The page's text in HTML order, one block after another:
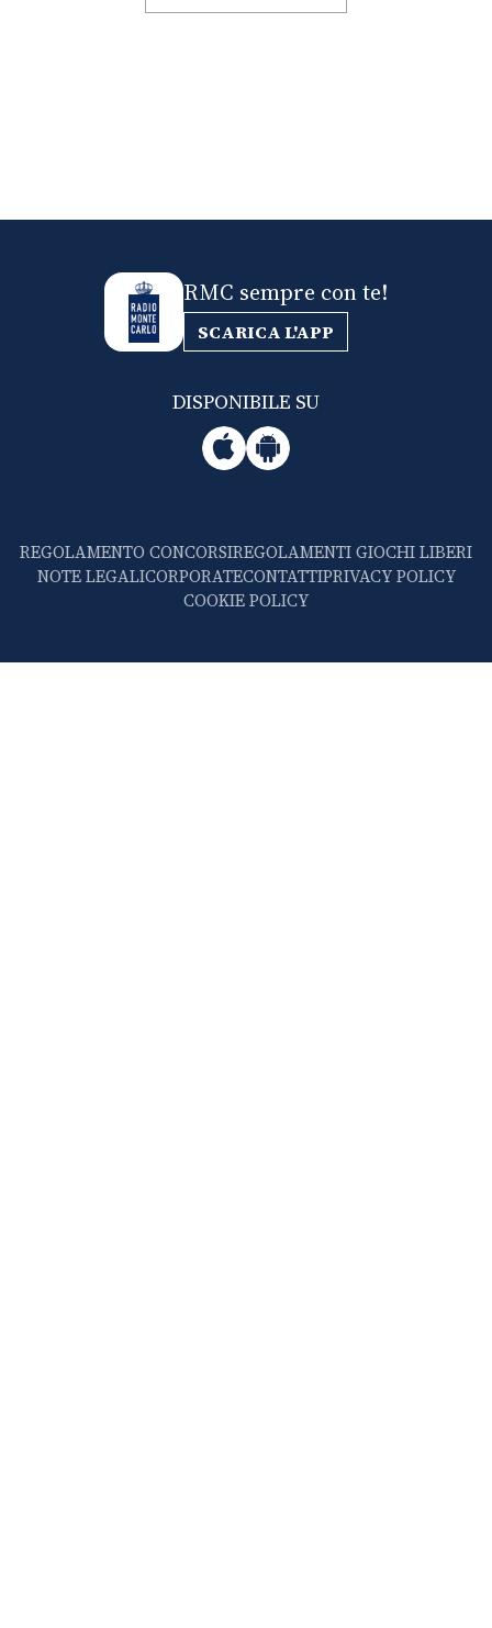
RMC sempre con te!
SCARICA L'APP
DISPONIBILE SU
REGOLAMENTO CONCORSIREGOLAMENTI GIOCHI LIBERI
NOTE LEGALICORPORATECONTATTIPRIVACY POLICY
COOKIE POLICY